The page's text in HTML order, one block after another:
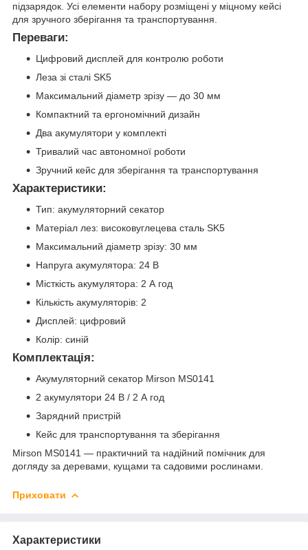
підзарядок. Усі елементи набору розміщені у міцному кейсі
для зручного зберігання та транспортування.
Переваги:
Цифровий дисплей для контролю роботи
Леза зі сталі SK5
Максимальний діаметр зрізу — до 30 мм
Компактний та ергономічний дизайн
Два акумулятори у комплекті
Тривалий час автономної роботи
Зручний кейс для зберігання та транспортування
Характеристики:
Тип: акумуляторний секатор
Матеріал лез: високовуглецева сталь SK5
Максимальний діаметр зрізу: 30 мм
Напруга акумулятора: 24 В
Місткість акумулятора: 2 А год
Кількість акумуляторів: 2
Дисплей: цифровий
Колір: синій
Комплектація:
Акумуляторний секатор Mirson MS0141
2 акумулятори 24 В / 2 А год
Зарядний пристрій
Кейс для транспортування та зберігання
Mirson MS0141 — практичний та надійний помічник для
догляду за деревами, кущами та садовими рослинами.
Приховати
Характеристики